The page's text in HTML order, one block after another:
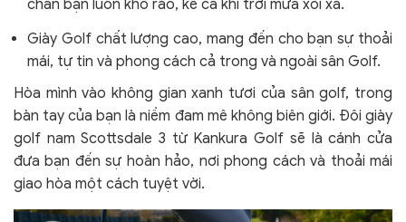
chân bạn luôn khô ráo, kể cả khi trời mưa xối xả.
Giày Golf chất lượng cao, mang đến cho bạn sự thoải
mái, tự tin và phong cách cả trong và ngoài sân Golf.
Hòa mình vào không gian xanh tươi của sân golf, trong
bàn tay của bạn là niềm đam mê không biên giới. Đôi giày
golf nam Scottsdale 3 từ Kankura Golf sẽ là cánh cửa
đưa bạn đến sự hoàn hảo, nơi phong cách và thoải mái
giao hòa một cách tuyệt vời.